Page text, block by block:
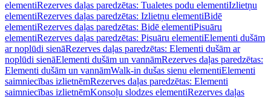
elementiRezerves daļas paredzētas: Tualetes podu elementiIzlietņu
elementiRezerves daļas paredzētas: Izlietņu elementiBidē
elementiRezerves daļas paredzētas: Bidē elementiPisuāru
elementiRezerves daļas paredzētas: Pisuāru elementiElementi dušām
ar noplūdi sienāRezerves daļas paredzētas: Elementi dušām ar
noplūdi sienāElementi dušām un vannāmRezerves daļas paredzētas:
Elementi dušām un vannāmWalk-in dušas sienu elementiElementi
saimniecības izlietnēmRezerves daļas paredzētas: Elementi
saimniecības izlietnēmKonsoļu slodzes elementiRezerves daļas